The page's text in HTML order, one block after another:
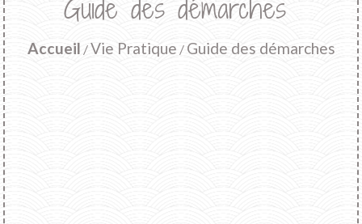
Guide des démarches
Accueil /Vie Pratique / Guide des démarches